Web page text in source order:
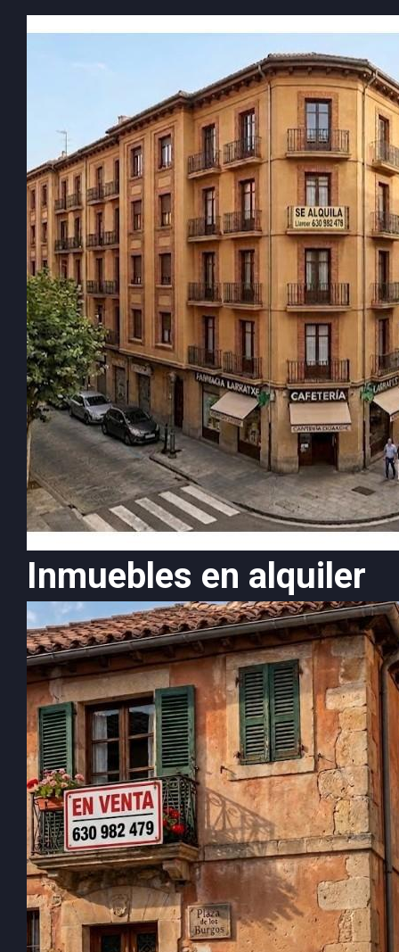
Inmuebles en alquiler